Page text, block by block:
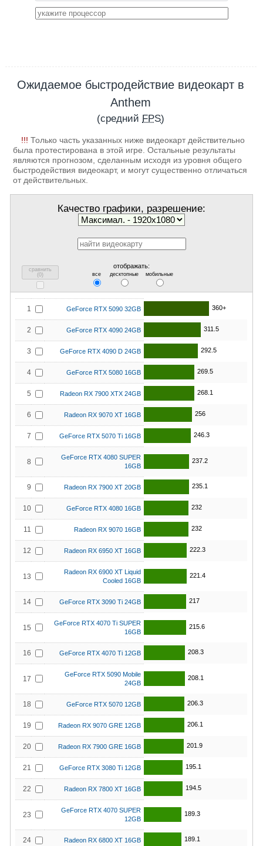
Ожидаемое быстродействие видеокарт в
Anthem
(средний FPS)
!!! Только часть указанных ниже видеокарт действительно
была протестирована в этой игре. Остальные результаты
являются прогнозом, сделанным исходя из уровня общего
быстродействия видеокарт, и могут существенно отличаться
от действительных.
Качество графики, разрешение:
сравнить
(0)
отображать:
все десктопные мобильные
1 GeForce RTX 5090 32GB 360+
2 GeForce RTX 4090 24GB 311.5
3 GeForce RTX 4090 D 24GB 292.5
4 GeForce RTX 5080 16GB 269.5
5 Radeon RX 7900 XTX 24GB 268.1
6 Radeon RX 9070 XT 16GB 256
7 GeForce RTX 5070 Ti 16GB 246.3
8
GeForce RTX 4080 SUPER
16GB
237.2
9 Radeon RX 7900 XT 20GB 235.1
10 GeForce RTX 4080 16GB 232
11 Radeon RX 9070 16GB 232
12 Radeon RX 6950 XT 16GB 222.3
13
Radeon RX 6900 XT Liquid
Cooled 16GB
221.4
14 GeForce RTX 3090 Ti 24GB 217
15
GeForce RTX 4070 Ti SUPER
16GB
215.6
16 GeForce RTX 4070 Ti 12GB 208.3
17
GeForce RTX 5090 Mobile
24GB
208.1
18 GeForce RTX 5070 12GB 206.3
19 Radeon RX 9070 GRE 12GB 206.1
20 Radeon RX 7900 GRE 16GB 201.9
21 GeForce RTX 3080 Ti 12GB 195.1
22 Radeon RX 7800 XT 16GB 194.5
23
GeForce RTX 4070 SUPER
12GB
189.3
24 Radeon RX 6800 XT 16GB 189.1